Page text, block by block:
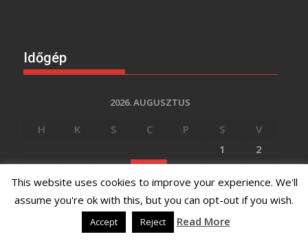
Időgép
2026. AUGUSZTUS
H K S C P S
V
1
2
18 19 20
25 26 27
This website uses cookies to improve your experience. We'll
assume you're ok with this, but you can opt-out if you wish.
Accept Reject Read More